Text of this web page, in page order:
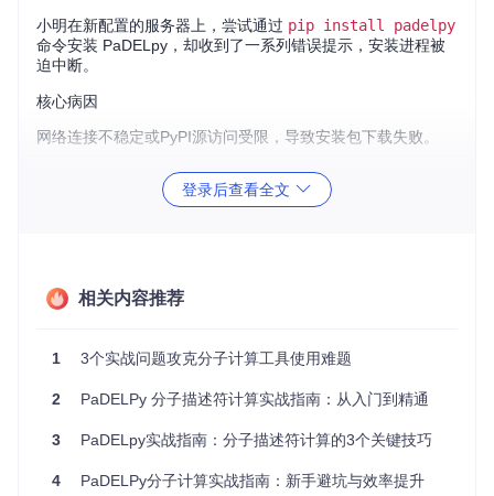
小明在新配置的服务器上，尝试通过 pip install padelpy
命令安装 PaDELpy，却收到了一系列错误提示，安装进程被
迫中断。
核心病因
网络连接不稳定或PyPI源访问受限，导致安装包下载失败。
就像网购时遇到物流不畅，即使下单成功也无法收到商品一
pip命令执行过程中出现"Read timed out"提示
安装进度条长时间停滞不前
阶梯式解决方案
基础解决步骤
🔧 首先确保pip工具是最新版本，打开终端执行以下命令：
pip install --upgrade pip # 更新pip至最新版本，提升兼容性
登录后查看全文
相关内容推荐
1 3个实战问题攻克分子计算工具使用难题
2 PaDELPy 分子描述符计算实战指南：从入门到精通
3 PaDELpy实战指南：分子描述符计算的3个关键技巧
4 PaDELPy分子计算实战指南：新手避坑与效率提升